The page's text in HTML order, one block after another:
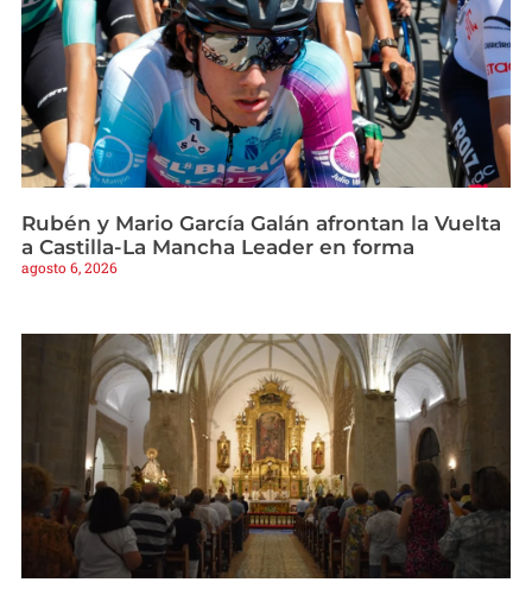
Rubén y Mario García Galán afrontan la Vuelta
a Castilla-La Mancha Leader en forma
agosto 6, 2026